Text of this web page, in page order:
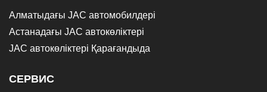
Алматыдағы JAC автомобилдері
Астанадағы JAC автокөліктері
JAC автокөліктері Қарағандыда
СЕРВИС